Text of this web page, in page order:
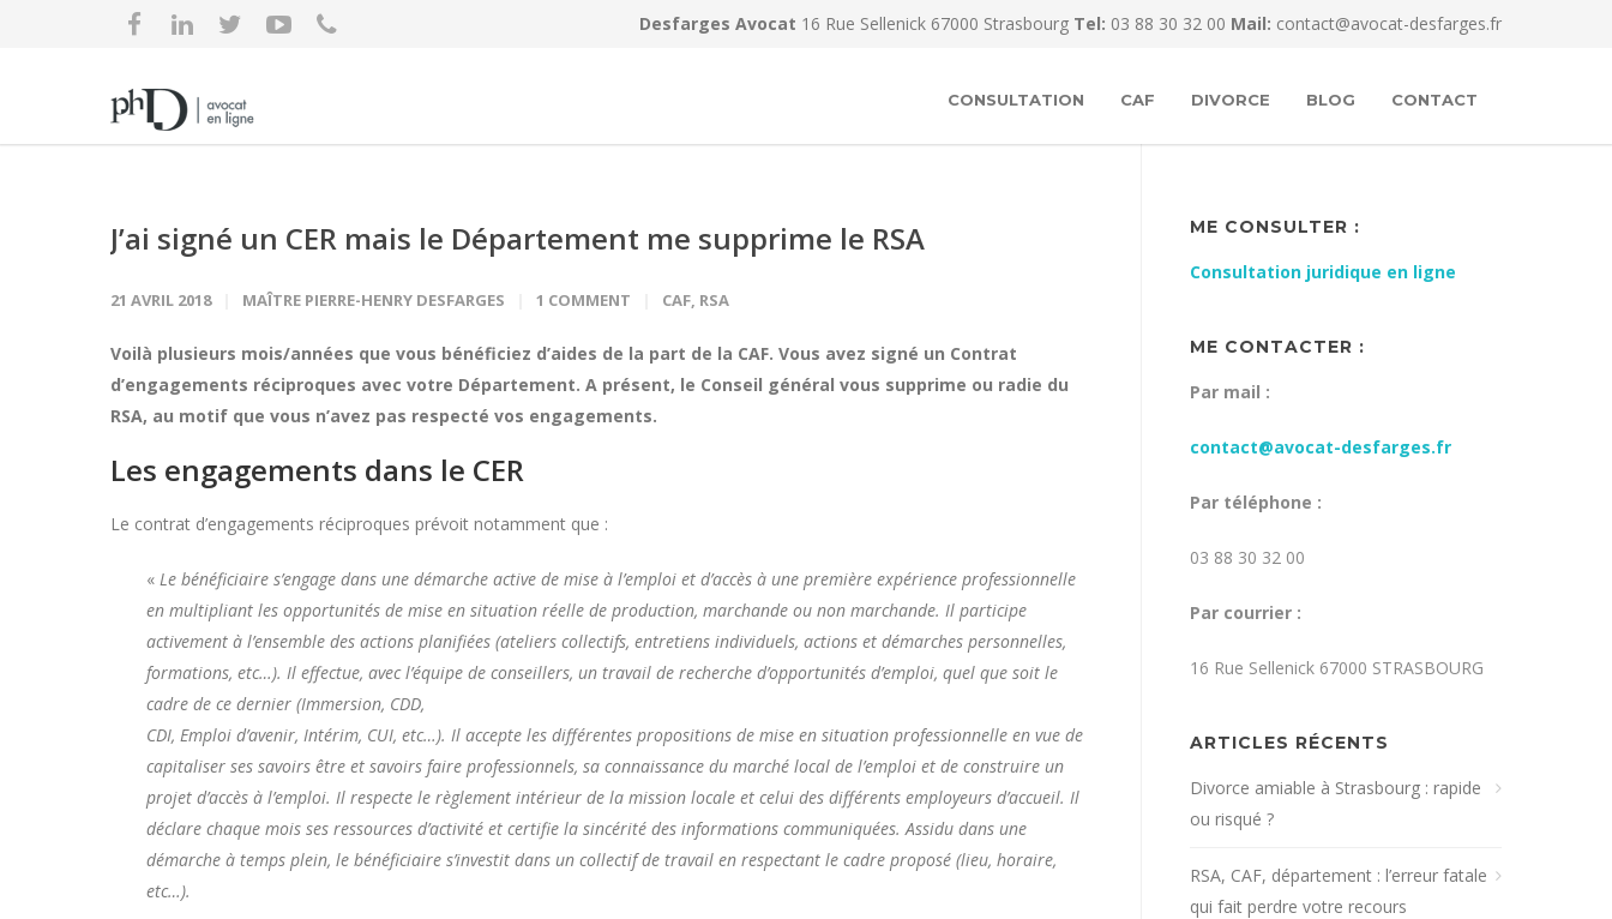
Desfarges Avocat 16 Rue Sellenick 67000 Strasbourg Tel: 03 88 30 32 00 Mail: contact@avocat-desfarges.fr
CONSULTATION CAF DIVORCE BLOG CONTACT
J’ai signé un CER mais le Département me supprime le RSA
21 AVRIL 2018 MAÎTRE PIERRE-HENRY DESFARGES 1 COMMENT CAF, RSA
Voilà plusieurs mois/années que vous bénéficiez d’aides de la part de la CAF. Vous avez signé un Contrat
d’engagements réciproques avec votre Département. A présent, le Conseil général vous supprime ou radie du
RSA, au motif que vous n’avez pas respecté vos engagements.
Les engagements dans le CER
Le contrat d’engagements réciproques prévoit notamment que :
« Le bénéficiaire s’engage dans une démarche active de mise à l’emploi et d’accès à une première expérience professionnelle
en multipliant les opportunités de mise en situation réelle de production, marchande ou non marchande. Il participe
activement à l’ensemble des actions planifiées (ateliers collectifs, entretiens individuels, actions et démarches personnelles,
formations, etc…). Il effectue, avec l’équipe de conseillers, un travail de recherche d’opportunités d’emploi, quel que soit le
cadre de ce dernier (Immersion, CDD,
CDI, Emploi d’avenir, Intérim, CUI, etc…). Il accepte les différentes propositions de mise en situation professionnelle en vue de
capitaliser ses savoirs être et savoirs faire professionnels, sa connaissance du marché local de l’emploi et de construire un
projet d’accès à l’emploi. Il respecte le règlement intérieur de la mission locale et celui des différents employeurs d’accueil. Il
déclare chaque mois ses ressources d’activité et certifie la sincérité des informations communiquées. Assidu dans une
démarche à temps plein, le bénéficiaire s’investit dans un collectif de travail en respectant le cadre proposé (lieu, horaire,
etc…).
ME CONSULTER :
Consultation juridique en ligne
ME CONTACTER :
Par mail :
contact@avocat-desfarges.fr
Par téléphone :
03 88 30 32 00
Par courrier :
16 Rue Sellenick 67000 STRASBOURG
ARTICLES RÉCENTS
Divorce amiable à Strasbourg : rapide
ou risqué ?
RSA, CAF, département : l’erreur fatale
qui fait perdre votre recours